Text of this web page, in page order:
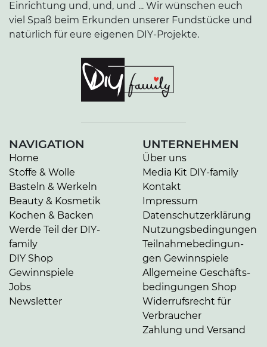
Einrichtung und, und, und ... Wir wünschen euch
viel Spaß beim Erkunden unserer Fundstücke und
natürlich für eure eigenen DIY-Projekte.
NAVIGATION
Home
Stoffe & Wolle
Basteln & Werkeln
Beauty & Kosmetik
Kochen & Backen
Werde Teil der DIY-
family
DIY Shop
Gewinnspiele
Jobs
Newsletter
UNTERNEHMEN
Über uns
Media Kit DIY-family
Kontakt
Impressum
Da­ten­schutz­er­klä­rung
Nut­zungs­be­din­gun­gen
Teil­nah­me­be­din­gun­
gen Gewinnspiele
Allgemeine Ge­schäfts­
be­din­gun­gen Shop
Widerrufsrecht für
Verbraucher
Zahlung und Versand